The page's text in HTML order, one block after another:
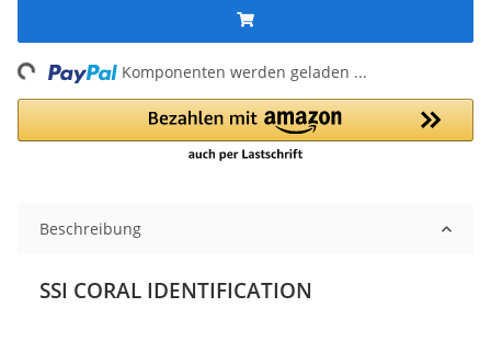
Komponenten werden geladen ...
Beschreibung
SSI CORAL IDENTIFICATION